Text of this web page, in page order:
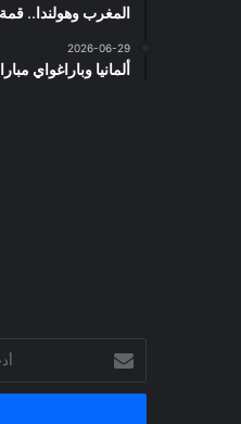
المغرب وهولندا..
2026-06-29
ألمانيا وباراغواي
بريدك
الإلكتروني